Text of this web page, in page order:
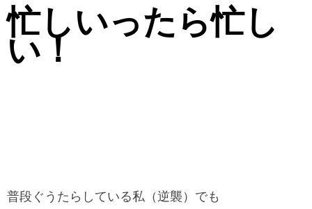
忙しいったら忙し
い！
普段ぐうたらしている私（逆襲）でも